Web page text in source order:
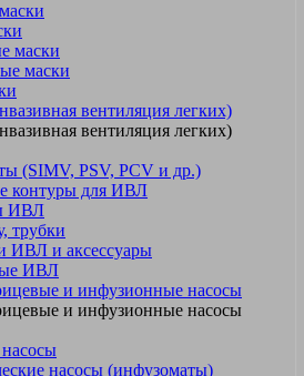
маски
маски
вентиляция легких)
вентиляция легких)
(SIMV, PSV, PCV и др.)
контуры для ИВЛ
ИВЛ
трубки
ИВЛ и аксессуары
ИВЛ
и инфузионные насосы
и инфузионные насосы
насосы (инфузоматы)